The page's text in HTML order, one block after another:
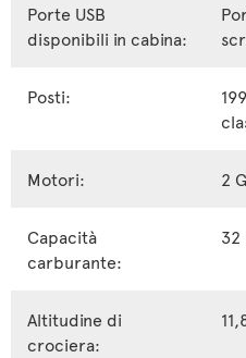
Porte USB
disponibili in cabina:
Posti:
Motori: 2
Capacità
carburante:
32
Altitudine di
crociera: